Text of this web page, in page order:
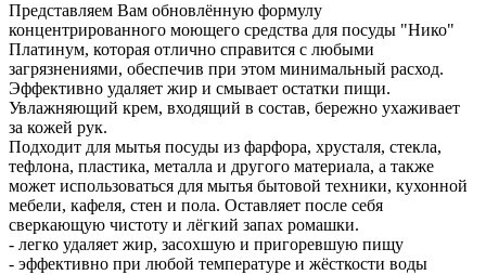
Представляем Вам обновлённую формулу
концентрированного моющего средства для посуды "Нико"
Платинум, которая отлично справится с любыми
загрязнениями, обеспечив при этом минимальный расход.
Эффективно удаляет жир и смывает остатки пищи.
Увлажняющий крем, входящий в состав, бережно ухаживает
за кожей рук.
Подходит для мытья посуды из фарфора, хрусталя, стекла,
тефлона, пластика, металла и другого материала, а также
может использоваться для мытья бытовой техники, кухонной
мебели, кафеля, стен и пола. Оставляет после себя
сверкающую чистоту и лёгкий запах ромашки.
- легко удаляет жир, засохшую и пригоревшую пищу
- эффективно при любой температуре и жёсткости воды